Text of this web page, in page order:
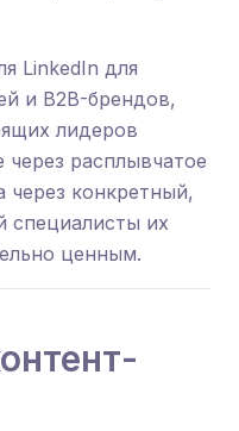
LinkedIn для
и B2B-брендов,
лидеров
расплывчатое
через конкретный,
специалисты их
ценным.